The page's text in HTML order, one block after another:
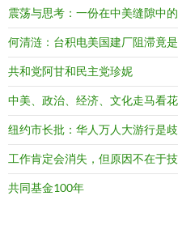
震荡与思考：一份在中美缝隙中
何清涟：台积电美国建厂阻滞竟
共和党阿甘和民主党珍妮
中美、政治、经济、文化走马看
纽约市长批：华人万人大游行是
工作肯定会消失，但原因不在于
共同基金100年